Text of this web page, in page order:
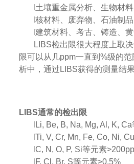
土壤重金属分析、生物材
核材料、废弃物、石油制品
建筑材料、考古、铸造、
LIBS检出限很大程度上取
限可以从几ppm一直到%级的
析中，通过LIBS获得的测量结
LIBS通常的检出限
Li, Be, B, Na, Mg, Al, K,
Ti, V, Cr, Mn, Fe, Co, Ni,
C, N, O, P, Si等元素
F, Cl, Br, S等元素>0.5%